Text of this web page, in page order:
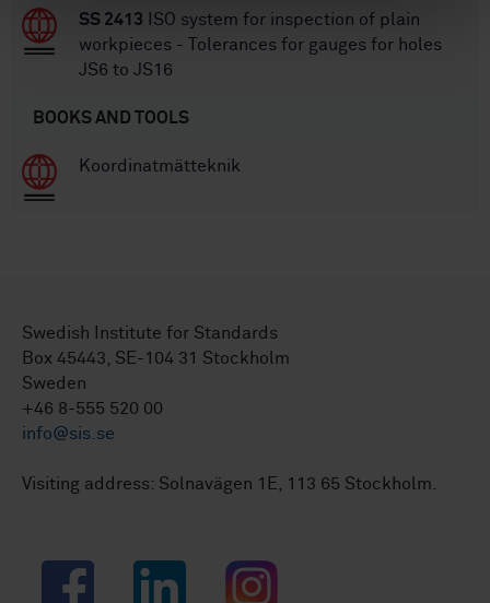
SS 2413 ISO system for inspection of plain
workpieces - Tolerances for gauges for holes
JS6 to JS16
BOOKS AND TOOLS
Koordinatmätteknik
Swedish Institute for Standards
Box 45443, SE-104 31 Stockholm
Sweden
+46 8-555 520 00
info@sis.se
Visiting address: Solnavägen 1E, 113 65 Stockholm.
Facebook LinkedIn Instagram